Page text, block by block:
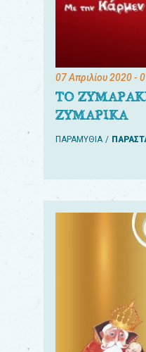
07 Απριλίου 2020-
ΤΟ
ΖΥΜΑΡΙΚΑ
ΠΑΡΑΜΥΘΙΑ